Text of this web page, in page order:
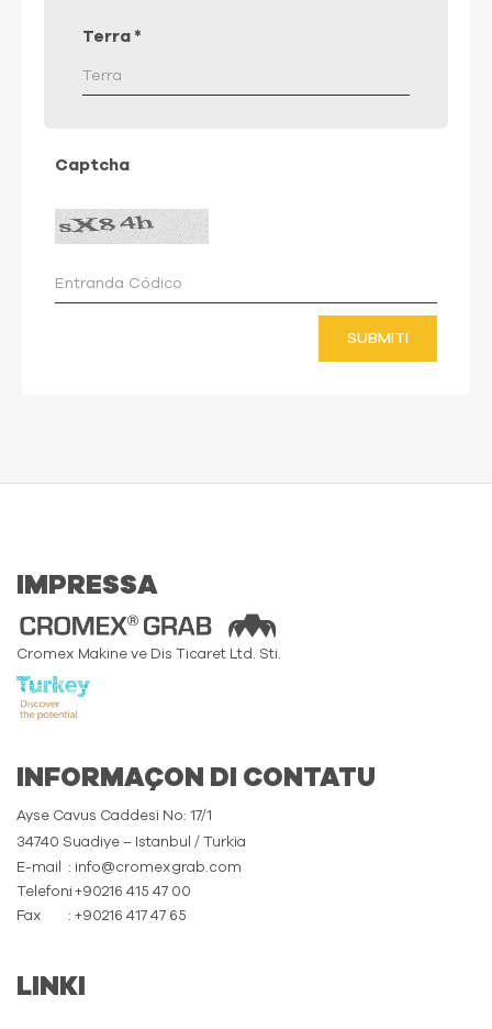
Terra *
Captcha
SUBMITI
IMPRESSA
Cromex Makine ve Dis Ticaret Ltd. Sti.
INFORMAÇON DI CONTATU
Ayse Cavus Caddesi No: 17/1
34740 Suadiye – Istanbul / Turkia
E-mail
: info@cromexgrab.com
Telefoni: +90216 415 47 00
Fax
: +90216 417 47 65
LINKI